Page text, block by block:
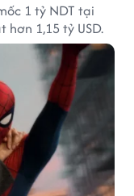
1 tỷ NDT tại
1,15 tỷ USD.